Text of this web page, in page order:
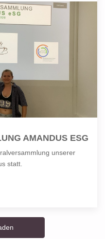
AMANDUS ESG
unserer
statt.